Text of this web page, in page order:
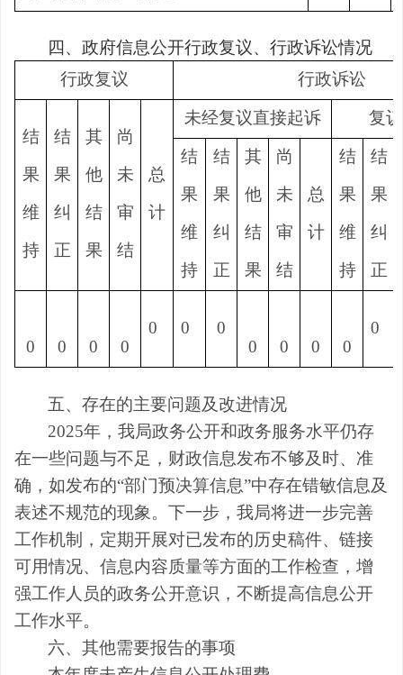
四、政府信息公开行政复议、行政诉讼情况
行政复议
行政诉讼
结
果
维
持
结
果
纠
正
其
他
结
果
尚
未
审
结
总
计
未经复议直接起诉 复
结
果
维
持
结
果
纠
正
其
他
结
果
尚
未
审
结
总
计
结
果
维
持
结
果
纠
正
0 0 0 0
0 0
0
0
0 0 0
0
五、存在的主要问题及改进情况
2025年，我局政务公开和政务服务水平仍存
在一些问题与不足，财政信息发布不够及时、准
确，如发布的“部门预决算信息”中存在错敏信息及
表述不规范的现象。下一步，我局将进一步完善
工作机制，定期开展对已发布的历史稿件、链接
可用情况、信息内容质量等方面的工作检查，增
强工作人员的政务公开意识，不断提高信息公开
工作水平。
六、其他需要报告的事项